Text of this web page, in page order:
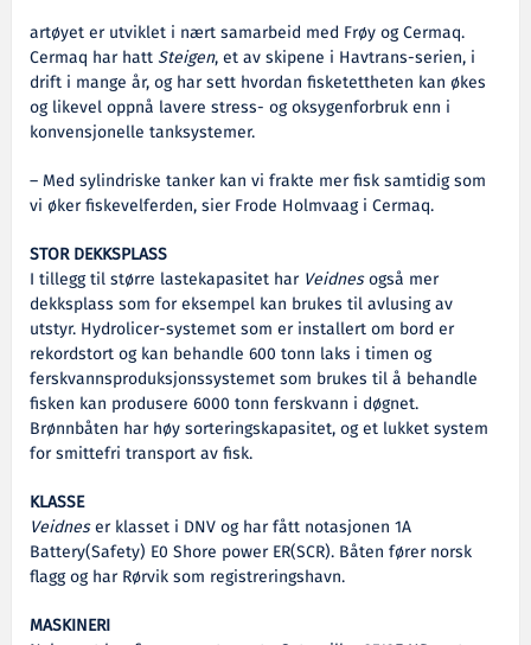
artøyet er utviklet i nært samarbeid med Frøy og Cermaq.
Cermaq har hatt Steigen, et av skipene i Havtrans-serien, i
drift i mange år, og har sett hvordan fisketettheten kan økes
og likevel oppnå lavere stress- og oksygenforbruk enn i
konvensjonelle tanksystemer.
– Med sylindriske tanker kan vi frakte mer fisk samtidig som
vi øker fiskevelferden, sier Frode Holmvaag i Cermaq.
STOR DEKKSPLASS
I tillegg til større lastekapasitet har Veidnesogså mer
dekksplass som for eksempel kan brukes til avlusing av
utstyr. Hydrolicer-systemet som er installert om bord er
rekordstort og kan behandle 600 tonn laks i timen og
ferskvannsproduksjonssystemet som brukes til å behandle
fisken kan produsere 6000 tonn ferskvann i døgnet.
Brønnbåten har høy sorteringskapasitet, og et lukket system
for smittefri transport av fisk.
KLASSE
Veidneser klasset i DNV og har fått notasjonen 1A
Battery(Safety) E0 Shore power ER(SCR). Båten fører norsk
flagg og har Rørvik som registreringshavn.
MASKINERI